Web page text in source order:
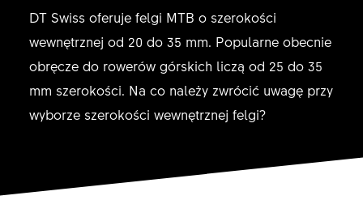
PL
DT Swiss oferuje felgi MTB o szerokości
wewnętrznej od 20 do 35 mm. Popularne obecnie
obręcze do rowerów górskich liczą od 25 do 35
mm szerokości. Na co należy zwrócić uwagę przy
wyborze szerokości wewnętrznej felgi?